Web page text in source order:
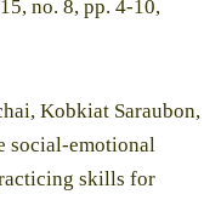
no. 8, pp. 4-10,
Kobkiat Saraubon,
social-emotional
skills for